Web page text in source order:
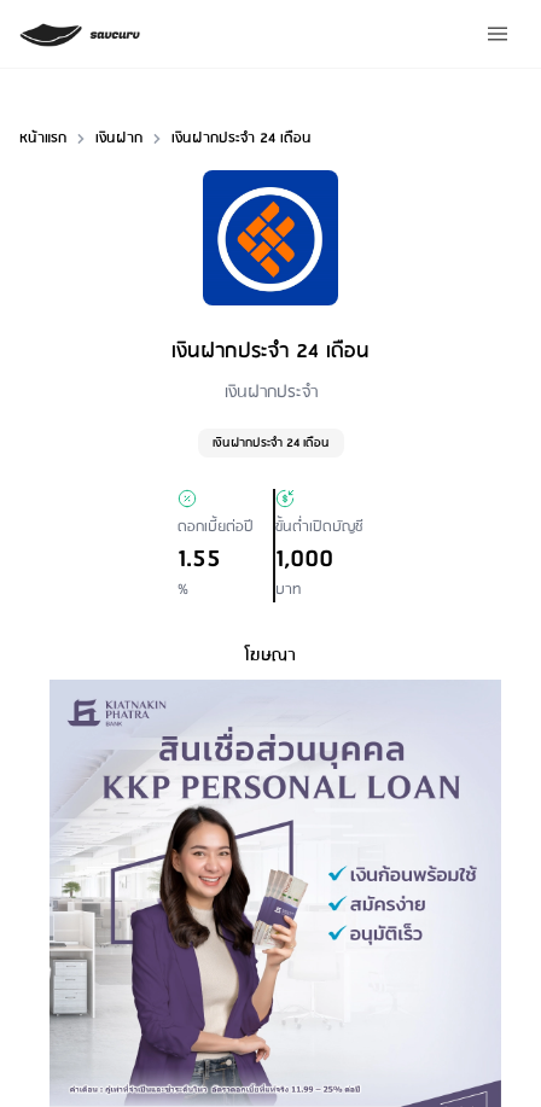
หน้าแรก เงินฝาก เงินฝากประจำ 24 เดือน
เงินฝากประจำ 24 เดือน
เงินฝากประจำ
เงินฝากประจำ 24 เดือน
ดอกเบี้ยต่อปี
1.55
%
ขั้นต่ำเปิดบัญชี
1,000
บาท
โฆษณา